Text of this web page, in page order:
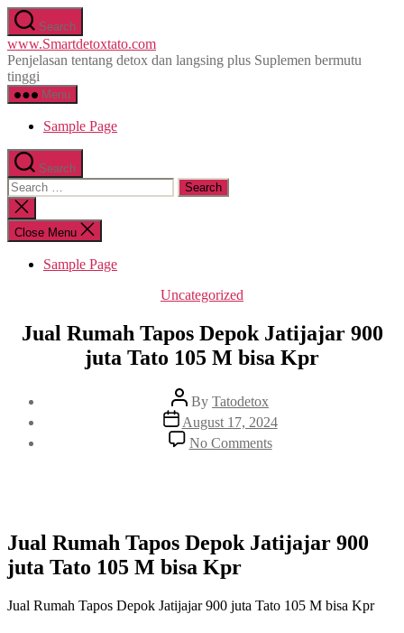
Skip
to
the
content
Search
www.Smartdetoxtato.com
Penjelasan tentang detox dan langsing plus Suplemen bermutu
tinggi
Menu
Sample Page
Search
Search
for:
Close
search
Close Menu
Sample Page
Categories
Uncategorized
Jual Rumah Tapos Depok Jatijajar 900
juta Tato 105 M bisa Kpr
Post
author
By Tatodetox
Post
date
August 17, 2024
No Commentson
Jual
900
juta
M
Jual Rumah Tapos Depok Jatijajar 900
juta Tato 105 M bisa Kpr
Jual Rumah Tapos Depok Jatijajar 900 juta Tato 105 M bisa Kpr